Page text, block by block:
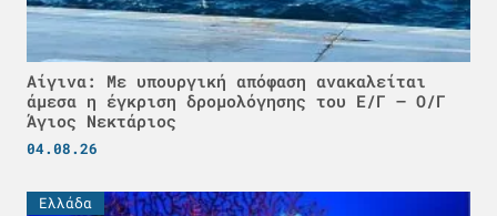
Αίγινα: Με υπουργική απόφαση ανακαλείται
άμεσα η έγκριση δρομολόγησης του Ε/Γ – Ο/Γ
Άγιος Νεκτάριος
04.08.26
Ελλάδα